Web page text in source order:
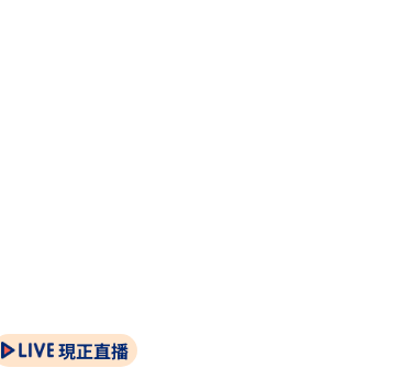
現正直播